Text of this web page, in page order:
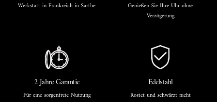
Werkstatt in Frankreich in Sarthe
Genießen Sie Ihre Uhr ohne
Verzögerung
2 Jahre Garantie
Für eine sorgenfreie Nutzung
Edelstahl
Rostet und schwärzt nicht